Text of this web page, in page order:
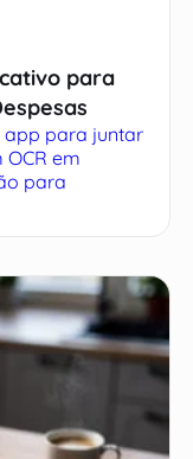
para
app para juntar
em
para